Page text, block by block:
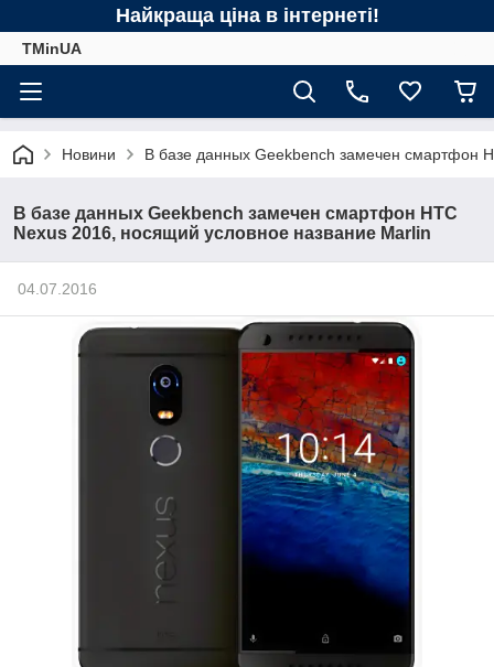
Найкраща ціна в інтернеті!
TMinUA
Новини В базе данных Geekbench замечен смартфон
В базе данных Geekbench замечен смартфон HTC
Nexus 2016, носящий условное название Marlin
04.07.2016